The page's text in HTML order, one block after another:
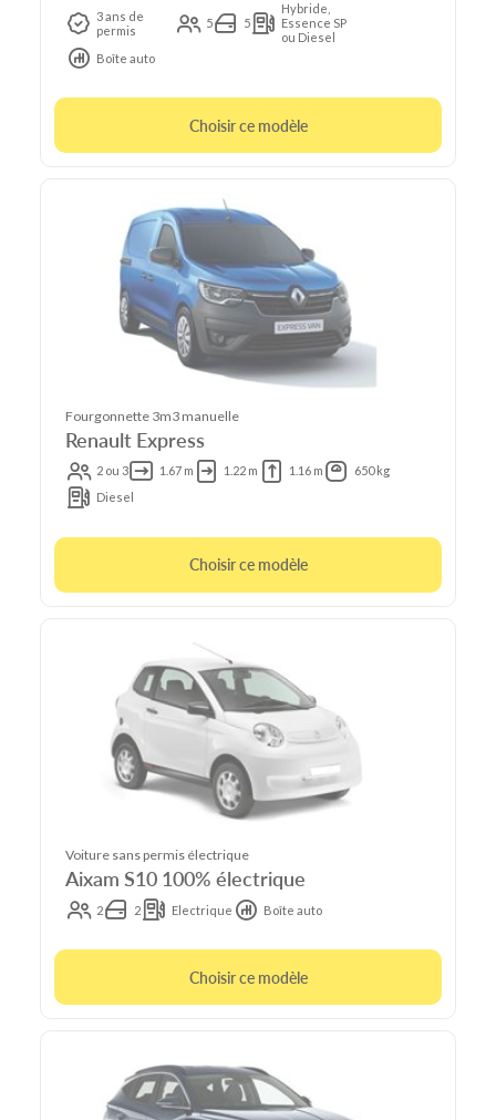
3 ans de
permis
5 5
Hybride,
Essence SP
ou Diesel
Boîte auto
Choisir ce modèle
Fourgonnette 3m3 manuelle
Renault Express
2 ou 3 1.67 m 1.22 m 1.16 m
650 kg
Diesel
Choisir ce modèle
Voiture sans permis électrique
Aixam S10 100% électrique
2 2 Electrique Boîte auto
Choisir ce modèle